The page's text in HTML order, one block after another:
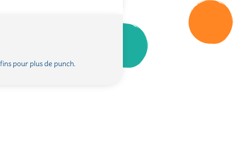
pour plus de punch.